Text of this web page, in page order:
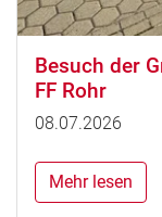
Besuch der
FF Rohr
08.07.2026
Mehr lesen